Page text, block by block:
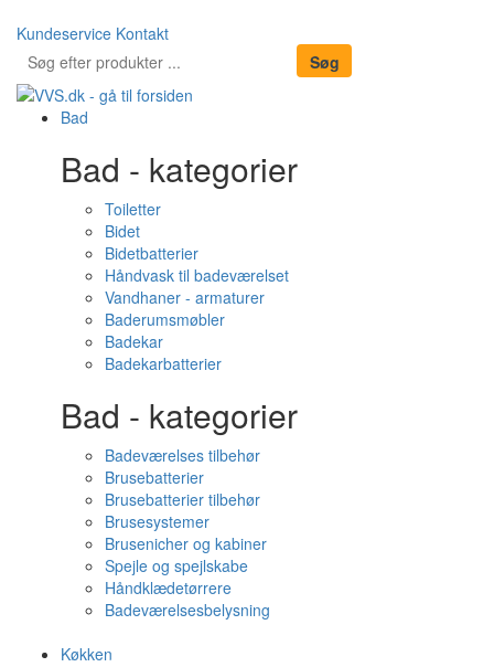
Kundeservice Kontakt
Bad
Bad - kategorier
Toiletter
Bidet
Bidetbatterier
Håndvask til badeværelset
Vandhaner - armaturer
Baderumsmøbler
Badekar
Badekarbatterier
Bad - kategorier
Badeværelses tilbehør
Brusebatterier
Brusebatterier tilbehør
Brusesystemer
Brusenicher og kabiner
Spejle og spejlskabe
Håndklædetørrere
Badeværelsesbelysning
Køkken